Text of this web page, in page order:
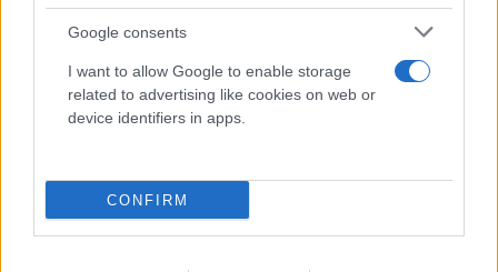
Google consents
I want to allow Google to enable storage
related to advertising like cookies on web or
device identifiers in apps.
CONFIRM